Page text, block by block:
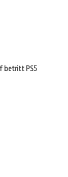
betritt PS5